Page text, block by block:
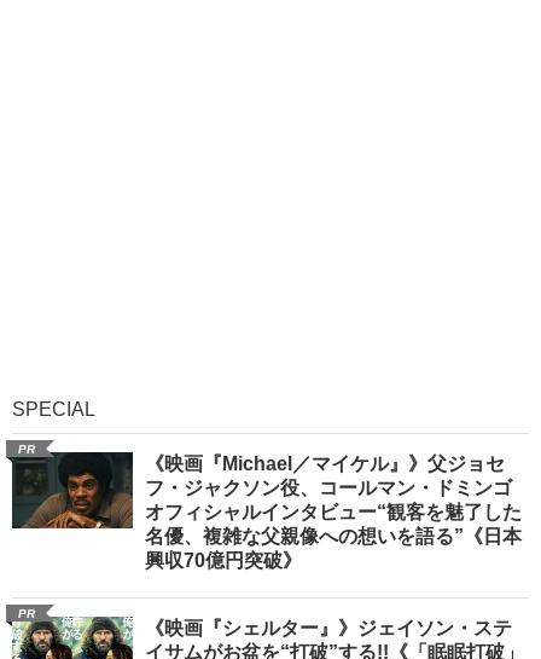
SPECIAL
PR
《映画『Michael／マイケル』》父ジョセ
フ・ジャクソン役、コールマン・ドミンゴ
オフィシャルインタビュー“観客を魅了した
名優、複雑な父親像への想いを語る”《日本
興収70億円突破》
PR
《映画『シェルター』》ジェイソン・ステ
イサムがお盆を“打破”する!!《「眠眠打破」